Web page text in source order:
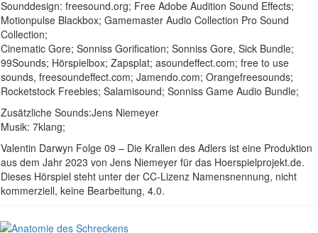
Sounddesign: freesound.org; Free Adobe Audition Sound Effects;
Motionpulse Blackbox; Gamemaster Audio Collection Pro Sound
Collection;
Cinematic Gore; Sonniss Gorification; Sonniss Gore, Sick Bundle;
99Sounds; Hörspielbox; Zapsplat; asoundeffect.com; free to use
sounds, freesoundeffect.com; Jamendo.com; Orangefreesounds;
Rocketstock Freebies; Salamisound; Sonniss Game Audio Bundle;
Zusätzliche Sounds:Jens Niemeyer
Musik: 7klang;
Valentin Darwyn Folge 09 – Die Krallen des Adlers ist eine Produktion
aus dem Jahr 2023 von Jens Niemeyer für das Hoerspielprojekt.de.
Dieses Hörspiel steht unter der CC-Lizenz Namensnennung, nicht
kommerziell, keine Bearbeitung, 4.0.